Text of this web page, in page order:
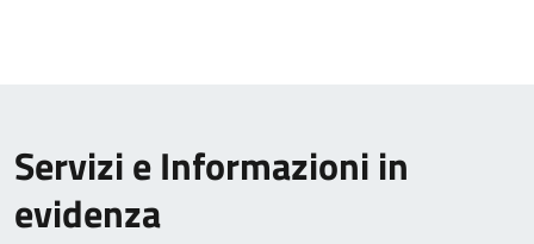
Servizi e Informazioni in
evidenza